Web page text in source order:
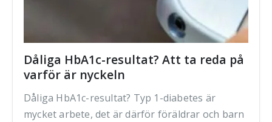
Dåliga HbA1c-resultat? Att ta reda på
varför är nyckeln
Dåliga HbA1c-resultat? Typ 1-diabetes är
mycket arbete, det är därför föräldrar och barn